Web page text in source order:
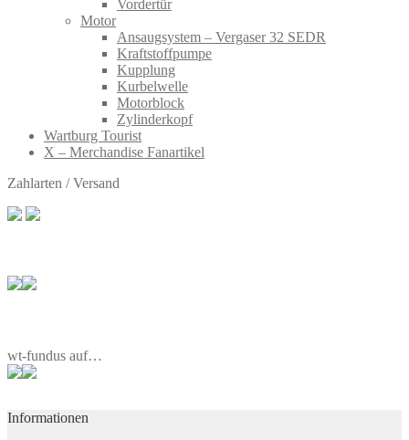
Vordertür
Motor
Ansaugsystem – Vergaser 32 SEDR
Kraftstoffpumpe
Kupplung
Kurbelwelle
Motorblock
Zylinderkopf
Wartburg Tourist
X – Merchandise Fanartikel
Zahlarten / Versand
wt-fundus auf…
Informationen